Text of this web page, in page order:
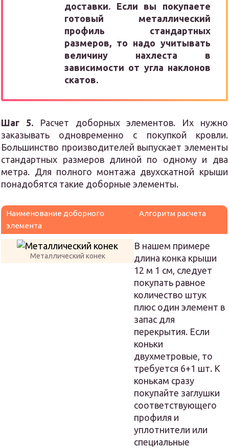
доставки. Если вы покупаете
готовый металлический
профиль стандартных
размеров, то надо учитывать
величину нахлеста в
зависимости от угла наклонов
скатов.
Шаг 5. Расчет доборных элементов. Их нужно
заказывать одновременно с покупкой кровли.
Большинство производителей выпускает элементы
стандартных размеров длиной по одному и два
метра. Для полного монтажа двухскатной крыши
понадобятся такие доборные элементы.
Наименование доборного
элемента
Алгоритм расчета
Металлический конек
В нашем примере
длина конка крыши
12 м 1 см, следует
покупать равное
количество штук
плюс один элемент в
запас для
перекрытия. Если
коньки
двухметровые, то
требуется 6+1 шт. К
конькам сразу
покупайте заглушки
соответствующего
профиля и
уплотнители или
специальные